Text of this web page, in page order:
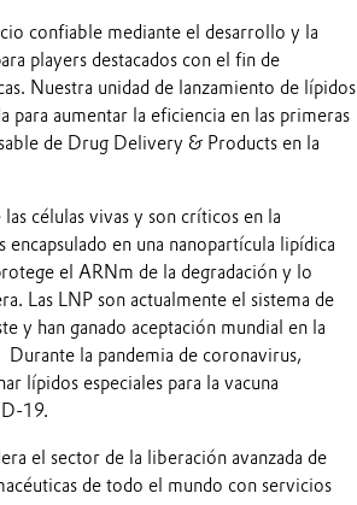
confiable mediante el desarrollo y la
players destacados con el fin de
Nuestra unidad de lanzamiento de lípidos
para aumentar la eficiencia en las primeras
de Drug Delivery & Products en la
células vivas y son críticos en la
en una nanopartícula lipídica
el ARNm de la degradación y lo
Las LNP son actualmente el sistema de
y han ganado aceptación mundial en la
la pandemia de coronavirus,
lípidos especiales para la vacuna
19.
el sector de la liberación avanzada de
de todo el mundo con servicios